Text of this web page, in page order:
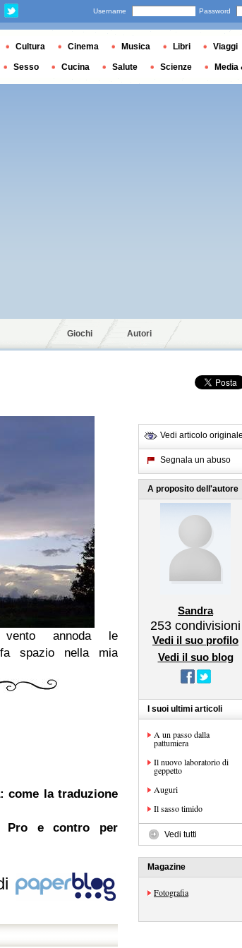
Giochi Autori
annoda le
spazio nella mia
come la traduzione
Pro e contro per
Vedi articolo originale
Segnala un abuso
A proposito dell'autore
Sandra
253 condivisioni
Vedi il suo profilo
Vedi il suo blog
I suoi ultimi articoli
A un passo dalla
pattumiera
Il nuovo laboratorio di
geppetto
Auguri
Il sasso timido
Vedi tutti
Magazine
Fotografia
Username Password
Cultura Cinema Musica Libri Viaggi
Sesso Cucina Salute Scienze Media